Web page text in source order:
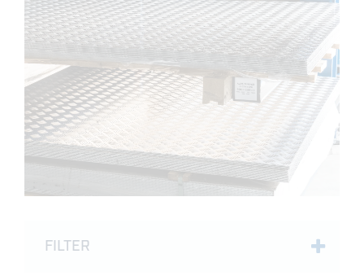
FILTER